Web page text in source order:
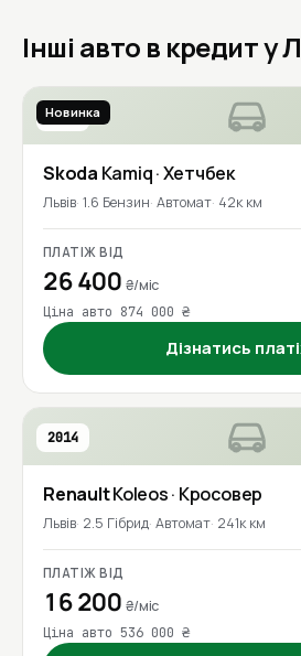
Інші авто в кредит у
2020
Новинка
Skoda Kamiq· Хетчбек
Львів 1.6 Бензин Автомат 42к км
ПЛАТІЖ ВІД
26 400 ₴/міс
Ціна авто 874 000 ₴
Дізнатись
2014
RenaultKoleos· Кросовер
Львів 2.5 Гібрид Автомат 241к км
ПЛАТІЖ ВІД
16 200 ₴/міс
Ціна авто 536 000 ₴